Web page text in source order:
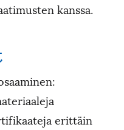
kanssa.
erittäin